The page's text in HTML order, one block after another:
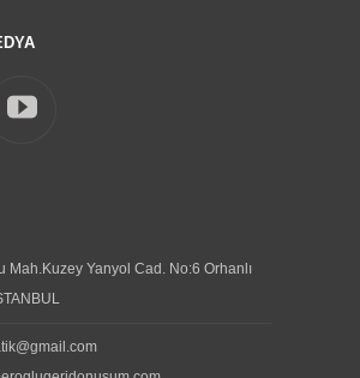
Mah.Kuzey Yanyol Cad. No:6 Orhanlı